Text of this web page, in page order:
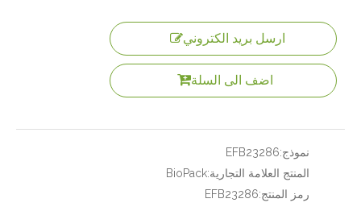
ارسل بريد الكتروني
اضف الى السلة
نموذج:EFB23286
المنتج العلامة التجارية:BioPack
رمز المنتج:EFB23286